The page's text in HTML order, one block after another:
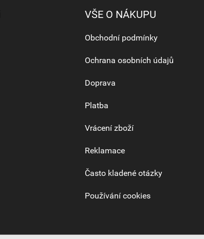
VŠE O NÁKUPU
Obchodní podmínky
Ochrana osobních údajů
Doprava
Platba
Vrácení zboží
Reklamace
Často kladené otázky
Používání cookies